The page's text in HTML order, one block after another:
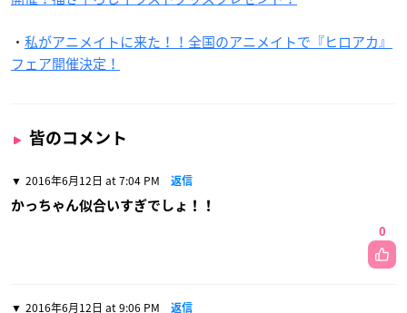
・ 私がアニメイトに来た！！全国のアニメイトで『ヒロアカ』
フェア開催決定！
皆のコメント
2016年6月12日 at 7:04 PM 返信
かっちゃん似合いすぎでしょ！！
0
2016年6月12日 at 9:06 PM 返信